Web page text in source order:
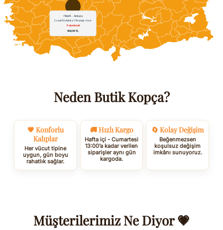
Neden Butik Kopça?
💗 Konforlu
Kalıplar
Her vücut tipine
uygun, gün boyu
rahatlık sağlar.
🚚 Hızlı Kargo
Hafta içi - Cumartesi
13:00’a kadar verilen
siparişler aynı gün
kargoda.
🔄 Kolay Değişim
Beğenmezsen
koşulsuz değişim
imkânı sunuyoruz.
Müşterilerimiz Ne Diyor 💗